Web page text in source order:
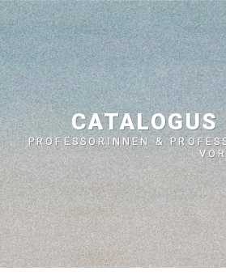
PROFESSORINNEN &